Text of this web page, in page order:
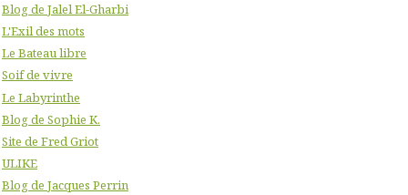
Blog de Jalel El-Gharbi
L'Exil des mots
Le Bateau libre
Soif de vivre
Le Labyrinthe
Blog de Sophie K.
Site de Fred Griot
ULIKE
Blog de Jacques Perrin